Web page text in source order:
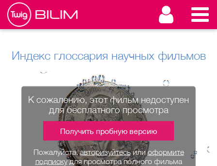
Индекс глоссария научных фильмов
К сожалению, этот фильм недоступен
для бесплатного просмотра
Получить пробную версию
Пожалуйста,авторизуйтесьилиоформите
подпискудля просмотра полного фильма